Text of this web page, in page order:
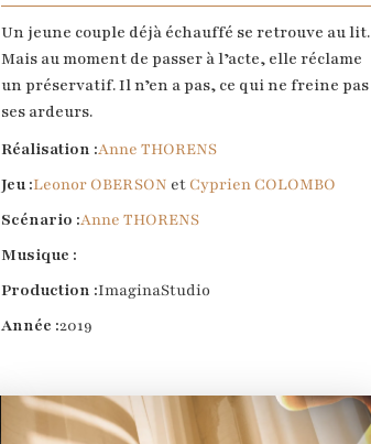
Un jeune couple déjà échauffé se retrouve au lit.
Mais au moment de passer à l’acte, elle réclame
un préservatif. Il n’en a pas, ce qui ne freine pas
ses ardeurs.
Réalisation :Anne THORENS
Jeu :Leonor OBERSON et Cyprien COLOMBO
Scénario :Anne THORENS
Musique :
Production :ImaginaStudio
Année :2019